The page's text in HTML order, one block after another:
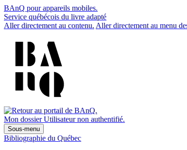
BAnQ pour appareils mobiles.
Service québécois du livre adapté
Aller directement au contenu. Aller directement au menu
Mon dossier Utilisateur non authentifié.
Sous-menu
Bibliographie du Québec